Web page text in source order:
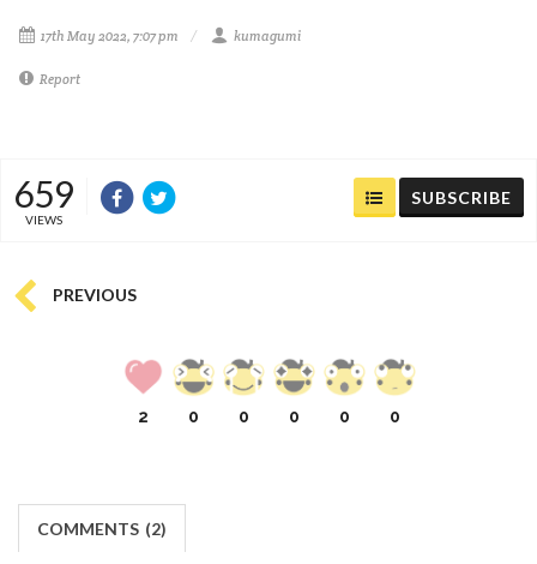
17th May 2022, 7:07 pm kumagumi
Report
659
VIEWS
SUBSCRIBE
PREVIOUS
2 0 0 0 0 0
COMMENTS (2)